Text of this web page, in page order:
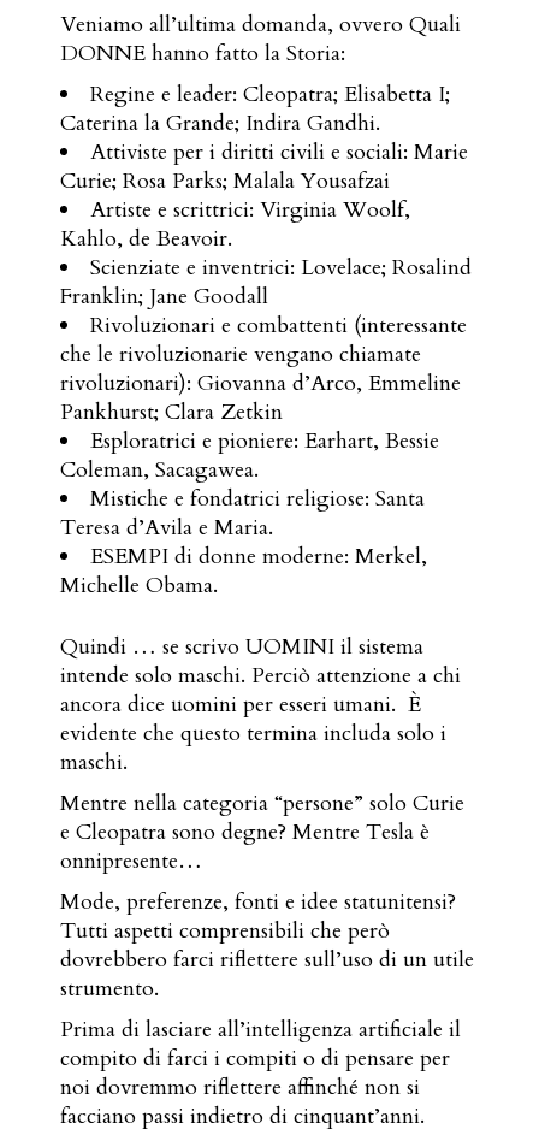
Veniamo all’ultima domanda, ovvero Quali
DONNE hanno fatto la Storia:
Regine e leader: Cleopatra; Elisabetta I;
Caterina la Grande; Indira Gandhi.
Attiviste per i diritti civili e sociali: Marie
Curie; Rosa Parks; Malala Yousafzai
Artiste e scrittrici: Virginia Woolf,
Kahlo, de Beavoir.
Scienziate e inventrici: Lovelace; Rosalind
Franklin; Jane Goodall
Rivoluzionari e combattenti (interessante
che le rivoluzionarie vengano chiamate
rivoluzionari): Giovanna d’Arco, Emmeline
Pankhurst; Clara Zetkin
Esploratrici e pioniere: Earhart, Bessie
Coleman, Sacagawea.
Mistiche e fondatrici religiose: Santa
Teresa d’Avila e Maria.
ESEMPI di donne moderne: Merkel,
Michelle Obama.
Quindi … se scrivo UOMINI il sistema
intende solo maschi. Perciò attenzione a chi
ancora dice uomini per esseri umani. È
evidente che questo termina includa solo i
maschi.
Mentre nella categoria “persone” solo Curie
e Cleopatra sono degne? Mentre Tesla è
onnipresente…
Mode, preferenze, fonti e idee statunitensi?
Tutti aspetti comprensibili che però
dovrebbero farci riflettere sull’uso di un utile
strumento.
Prima di lasciare all’intelligenza artificiale il
compito di farci i compiti o di pensare per
noi dovremmo riflettere affinché non si
facciano passi indietro di cinquant’anni.